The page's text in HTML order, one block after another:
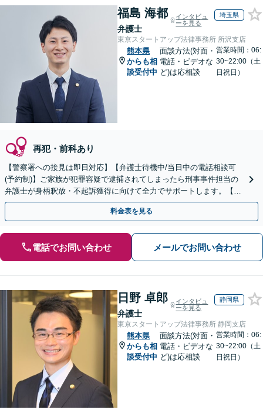
福島 海都
弁護士
インタビュ
ーを見る
埼玉県
東京スタートアップ法律事務所 所沢支店
熊本県
からも相
談受付中
面談方法(対面・
電話・ビデオな
ど)は応相談
営業時間：06:
30~22:00（土
日祝日）
再犯・前科あり
【警察署への接見は即日対応】【弁護士待機中/当日中の電話相談可
(予約制)】ご家族が犯罪容疑で逮捕されてしまったら刑事事件担当の
弁護士が身柄釈放・不起訴獲得に向けて全力でサポートします。【毎
月100名以上の相談実績】【全国対応】
料金表を見る
電話でお問い合わせ メールでお問い合わせ
日野 卓郎
弁護士
インタビュ
ーを見る
静岡県
東京スタートアップ法律事務所 静岡支店
熊本県
からも相
談受付中
面談方法(対面・
電話・ビデオな
ど)は応相談
営業時間：06:
30~22:00（土
日祝日）